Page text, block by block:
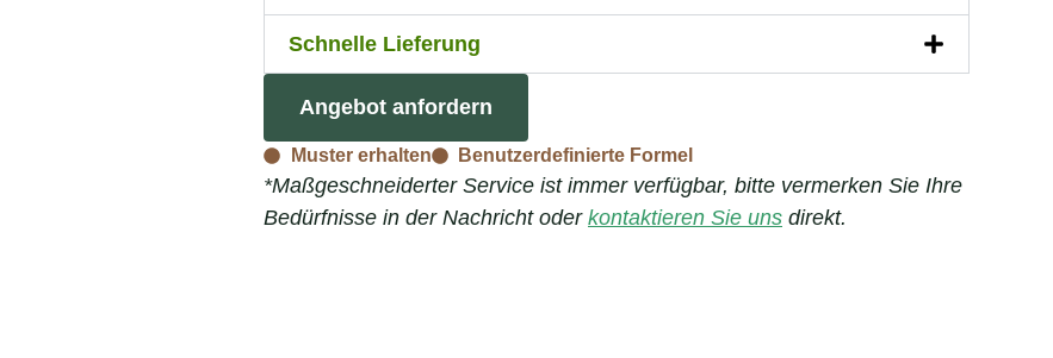
Schnelle Lieferung
Angebot anfordern
Muster erhalten Benutzerdefinierte Formel
*Maßgeschneiderter Service ist immer verfügbar, bitte vermerken Sie Ihre
Bedürfnisse in der Nachricht oder kontaktieren Sie uns direkt.